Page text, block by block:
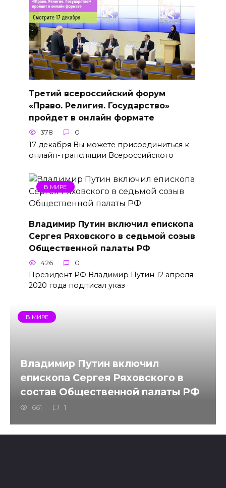
Третий всероссийский форум
«Право. Религия. Государство»
пройдет в онлайн формате
378 0
17 декабря Вы можете присоединиться к
онлайн-трансляции Всероссийского
В МИРЕ
Владимир Путин включил епископа
Сергея Ряховского в седьмой созыв
Общественной палаты РФ
426 0
Президент РФ Владимир Путин 12 апреля
2020 года подписал указ
В МИРЕ
Владимир Путин включил
епископа Сергея Ряховского в
состав Общественной палаты РФ
661 1